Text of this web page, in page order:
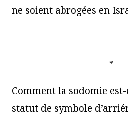
ne soient abrogées en
*
Comment la sodomie
statut de symbole